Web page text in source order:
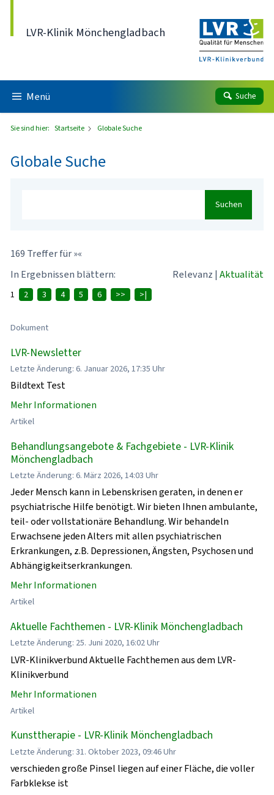
LVR-Klinik Mönchengladbach
Menü Suche
Sie sind hier: Startseite Globale Suche
Globale Suche
Suchen
169 Treffer für »«
In Ergebnissen blättern:
Relevanz | Aktualität
1 2 3 4 5 6 >> >|
Dokument
LVR-Newsletter
Letzte Änderung: 6. Januar 2026, 17:35 Uhr
Bildtext Test
Mehr Informationen
Artikel
Behandlungsangebote & Fachgebiete - LVR-Klinik
Mönchengladbach
Letzte Änderung: 6. März 2026, 14:03 Uhr
Jeder Mensch kann in Lebenskrisen geraten, in denen er
psychiatrische Hilfe benötigt. Wir bieten Ihnen ambulante,
teil- oder vollstationäre Behandlung. Wir behandeln
Erwachsene jeden Alters mit allen psychiatrischen
Erkrankungen, z.B. Depressionen, Ängsten, Psychosen und
Abhängigkeitserkrankungen.
Mehr Informationen
Artikel
Aktuelle Fachthemen - LVR-Klinik Mönchengladbach
Letzte Änderung: 25. Juni 2020, 16:02 Uhr
LVR-Klinikverbund Aktuelle Fachthemen aus dem LVR-
Klinikverbund
Mehr Informationen
Artikel
Kunsttherapie - LVR-Klinik Mönchengladbach
Letzte Änderung: 31. Oktober 2023, 09:46 Uhr
verschieden große Pinsel liegen auf einer Fläche, die voller
Farbklekse ist